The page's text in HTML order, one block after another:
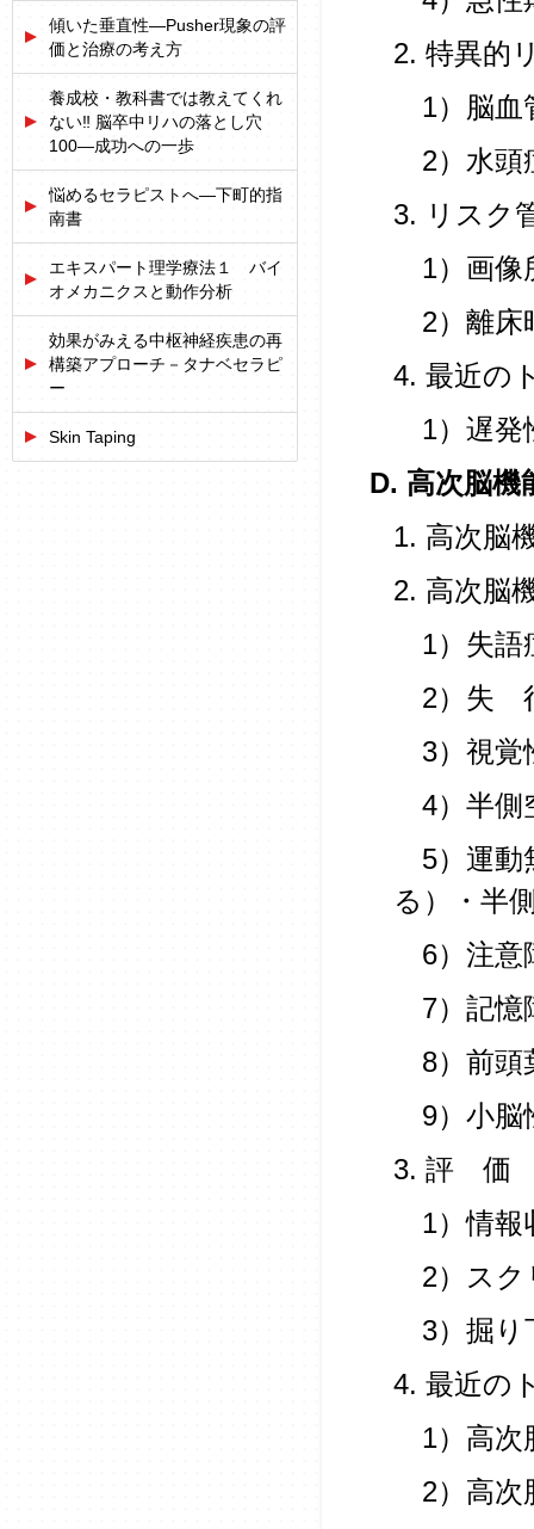
2. 特異的
1）脳血
2）水頭
3. リスク
1）画像
2）離床
4. 最近の
1）遅発
D. 高次脳機
1. 高次脳
2. 高次脳
1）失語
2）失
3）視覚
4）半側
5）運動
る）・半
6）注意
7）記憶
8）前頭
9）小脳
3. 評 価
1）情報
2）スク
3）掘り
4. 最近の
1）高次
2）高次
傾いた垂直性―Pusher現象の評
価と治療の考え方
養成校・教科書では教えてくれ
ない‼ 脳卒中リハの落とし穴
100―成功への一歩
悩めるセラピストへ―下町的指
南書
エキスパート理学療法１ バイ
オメカニクスと動作分析
効果がみえる中枢神経疾患の再
構築アプローチ－タナベセラピ
ー
Skin Taping